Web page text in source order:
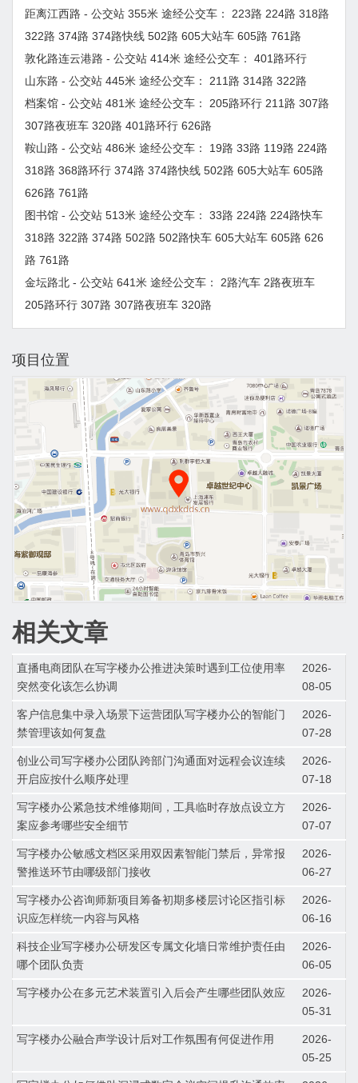
距离江西路 - 公交站 355米 途经公交车： 223路 224路 318路
322路 374路 374路快线 502路 605大站车 605路 761路
敦化路连云港路 - 公交站 414米 途经公交车： 401路环行
山东路 - 公交站 445米 途经公交车： 211路 314路 322路
档案馆 - 公交站 481米 途经公交车： 205路环行 211路 307路
307路夜班车 320路 401路环行 626路
鞍山路 - 公交站 486米 途经公交车： 19路 33路 119路 224路
318路 368路环行 374路 374路快线 502路 605大站车 605路
626路 761路
图书馆 - 公交站 513米 途经公交车： 33路 224路 224路快车
318路 322路 374路 502路 502路快车 605大站车 605路 626
路 761路
金坛路北 - 公交站 641米 途经公交车： 2路汽车 2路夜班车
205路环行 307路 307路夜班车 320路
项目位置
相关文章
直播电商团队在写字楼办公推进决策时遇到工位使用率
突然变化该怎么协调
2026-
08-05
客户信息集中录入场景下运营团队写字楼办公的智能门
禁管理该如何复盘
2026-
07-28
创业公司写字楼办公团队跨部门沟通面对远程会议连续
开启应按什么顺序处理
2026-
07-18
写字楼办公紧急技术维修期间，工具临时存放点设立方
案应参考哪些安全细节
2026-
07-07
写字楼办公敏感文档区采用双因素智能门禁后，异常报
警推送环节由哪级部门接收
2026-
06-27
写字楼办公咨询师新项目筹备初期多楼层讨论区指引标
识应怎样统一内容与风格
2026-
06-16
科技企业写字楼办公研发区专属文化墙日常维护责任由
哪个团队负责
2026-
06-05
写字楼办公在多元艺术装置引入后会产生哪些团队效应
2026-
05-31
写字楼办公融合声学设计后对工作氛围有何促进作用
2026-
05-25